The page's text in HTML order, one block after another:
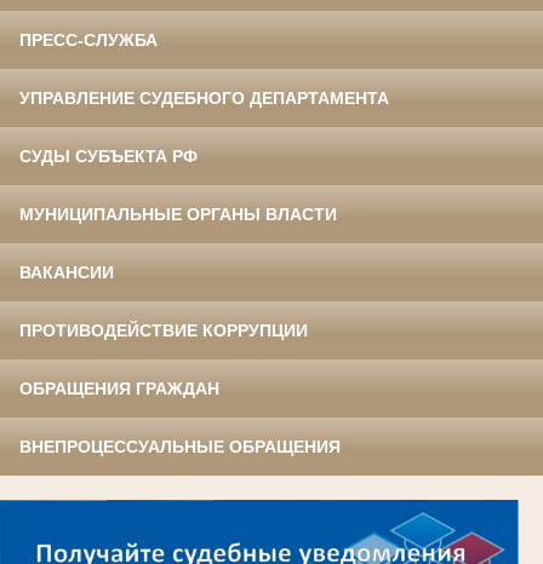
ПРЕСС-СЛУЖБА
УПРАВЛЕНИЕ СУДЕБНОГО ДЕПАРТАМЕНТА
СУДЫ СУБЪЕКТА РФ
МУНИЦИПАЛЬНЫЕ ОРГАНЫ ВЛАСТИ
ВАКАНСИИ
ПРОТИВОДЕЙСТВИЕ КОРРУПЦИИ
ОБРАЩЕНИЯ ГРАЖДАН
ВНЕПРОЦЕССУАЛЬНЫЕ ОБРАЩЕНИЯ